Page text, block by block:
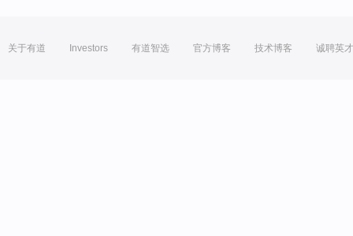
关于有道 Investors 有道智选 官方博客 技术博客 诚聘英才